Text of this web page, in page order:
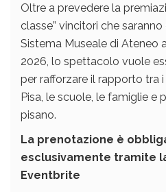
Oltre a prevedere la
classe” vincitori che
Sistema Museale di Ateneo
2026, lo spettacolo vuole
per rafforzare il rapporto tra i
Pisa, le scuole, le famiglie e
pisano.
La prenotazione è
esclusivamente tramite
Eventbrite